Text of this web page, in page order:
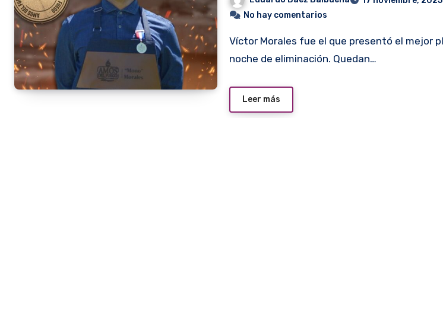
No hay comentarios
Víctor Morales fue el que presentó el mejor plato de la
noche de eliminación. Quedan…
Leer más